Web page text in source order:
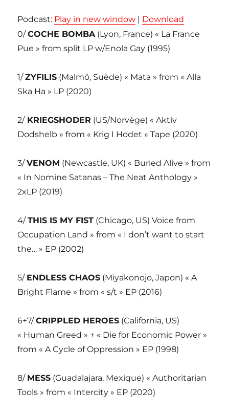
Podcast: Play in new window | Download
0/COCHE BOMBA(Lyon, France) « La France
Pue » from split LP w/Enola Gay (1995)
1/ZYFILIS (Malmö, Suède) « Mata » from « Alla
Ska Ha » LP (2020)
2/KRIEGSHODER (US/Norvège) « Aktiv
Dodshelb » from « Krig I Hodet » Tape (2020)
3/VENOM (Newcastle, UK) « Buried Alive » from
« In Nomine Satanas – The Neat Anthology »
2xLP (2019)
4/THIS IS MY FIST (Chicago, US) Voice from
Occupation Land » from « I don’t want to start
the… » EP (2002)
5/ ENDLESS CHAOS (Miyakonojo, Japon) « A
Bright Flame » from « s/t » EP (2016)
6+7/CRIPPLED HEROES (California, US)
« Human Greed » + « Die for Economic Power »
from « A Cycle of Oppression » EP (1998)
8/ MESS (Guadalajara, Mexique) « Authoritarian
Tools » from « Intercity » EP (2020)